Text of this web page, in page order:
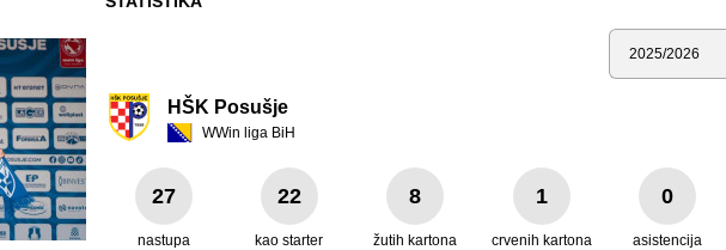
Sezona
HŠK Posušje
WWin liga BiH
27
nastupa
22
kao starter
8
žutih kartona
1
crvenih kartona
0
asistencija